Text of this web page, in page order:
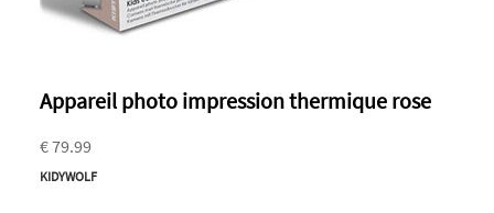
Appareil photo impression thermique rose
€ 79.99
KIDYWOLF